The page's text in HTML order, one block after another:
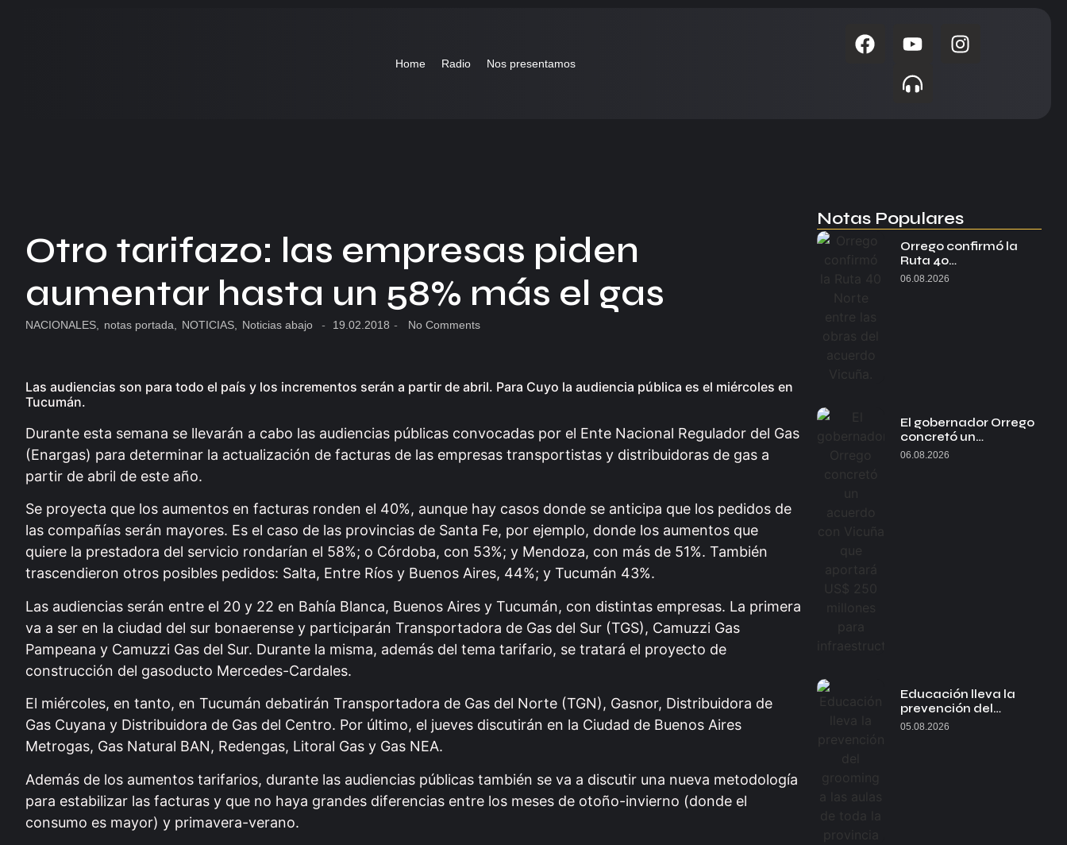
Home Radio Nos presentamos
Otro tarifazo: las empresas piden
aumentar hasta un 58% más el gas
NACIONALES notas portada NOTICIAS Noticias abajo - 19.02.2018 - No Comments
Las audiencias son para todo el país y los incrementos serán a partir de abril. Para Cuyo la audiencia pública es el miércoles en
Tucumán.
Durante esta semana se llevarán a cabo las audiencias públicas convocadas por el Ente Nacional Regulador del Gas
(Enargas) para determinar la actualización de facturas de las empresas transportistas y distribuidoras de gas a
partir de abril de este año.
Se proyecta que los aumentos en facturas ronden el 40%, aunque hay casos donde se anticipa que los pedidos de
las compañías serán mayores. Es el caso de las provincias de Santa Fe, por ejemplo, donde los aumentos que
quiere la prestadora del servicio rondarían el 58%; o Córdoba, con 53%; y Mendoza, con más de 51%. También
trascendieron otros posibles pedidos: Salta, Entre Ríos y Buenos Aires, 44%; y Tucumán 43%.
Las audiencias serán entre el 20 y 22 en Bahía Blanca, Buenos Aires y Tucumán, con distintas empresas. La primera
va a ser en la ciudad del sur bonaerense y participarán Transportadora de Gas del Sur (TGS), Camuzzi Gas
Pampeana y Camuzzi Gas del Sur. Durante la misma, además del tema tarifario, se tratará el proyecto de
construcción del gasoducto Mercedes-Cardales.
El miércoles, en tanto, en Tucumán debatirán Transportadora de Gas del Norte (TGN), Gasnor, Distribuidora de
Gas Cuyana y Distribuidora de Gas del Centro. Por último, el jueves discutirán en la Ciudad de Buenos Aires
Metrogas, Gas Natural BAN, Redengas, Litoral Gas y Gas NEA.
Además de los aumentos tarifarios, durante las audiencias públicas también se va a discutir una nueva metodología
para estabilizar las facturas y que no haya grandes diferencias entre los meses de otoño-invierno (donde el
consumo es mayor) y primavera-verano.
Notas Populares
Orrego confirmó la
Ruta 40…
06.08.2026
El gobernador Orrego
concretó un…
06.08.2026
Educación lleva la
prevención del…
05.08.2026